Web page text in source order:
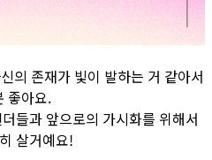
의 존재가 빛이 발하는 거 같아서
좋아요.
들과 앞으로의 가시화를 위해서
살거예요!